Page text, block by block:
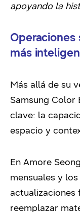
apoyando la
más
Más allá de su
Samsung Color
clave: la
espacio y
En Amore
mensuales y
actualizaciones
reemplazar